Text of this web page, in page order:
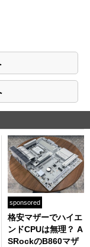
sponsored
格安マザーでハイエ
ンドCPUは無理？ A
SRockのB860マザ